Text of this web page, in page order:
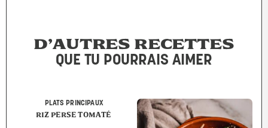
D’AUTRES RECETTES
QUE TU POURRAIS AIMER
PLATS PRINCIPAUX
RIZ PERSE TOMATÉ